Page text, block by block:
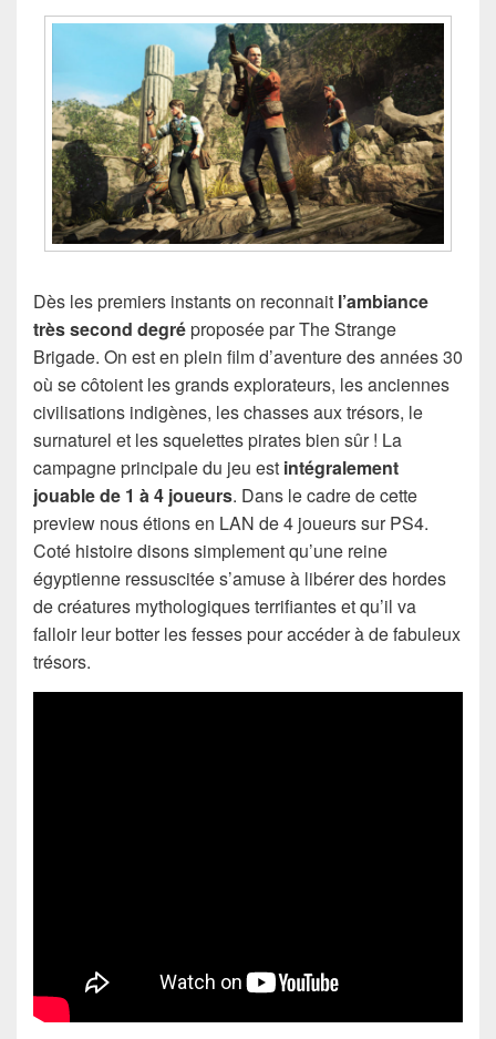
Dès les premiers instants on reconnait l’ambiance
très second degréproposée par The Strange
Brigade. On est en plein film d’aventure des années 30
où se côtoient les grands explorateurs, les anciennes
civilisations indigènes, les chasses aux trésors, le
surnaturel et les squelettes pirates bien sûr ! La
campagne principale du jeu est intégralement
jouable de 1 à 4 joueurs. Dans le cadre de cette
preview nous étions en LAN de 4 joueurs sur PS4.
Coté histoire disons simplement qu’une reine
égyptienne ressuscitée s’amuse à libérer des hordes
de créatures mythologiques terrifiantes et qu’il va
falloir leur botter les fesses pour accéder à de fabuleux
trésors.